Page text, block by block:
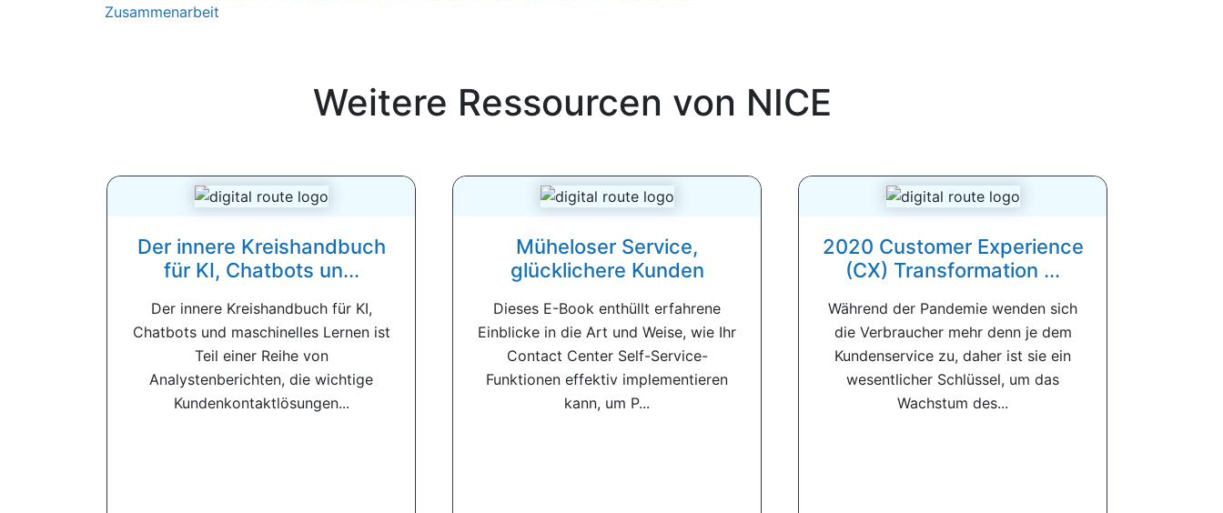
Zusammenarbeit
Weitere Ressourcen von NICE
Der innere Kreishandbuch
für KI, Chatbots un...
Der innere Kreishandbuch für KI,
Chatbots und maschinelles Lernen ist
Teil einer Reihe von
Analystenberichten, die wichtige
Kundenkontaktlösungen...
Müheloser Service,
glücklichere Kunden
Dieses E-Book enthüllt erfahrene
Einblicke in die Art und Weise, wie Ihr
Contact Center Self-Service-
Funktionen effektiv implementieren
kann, um P...
2020 Customer Experience
(CX) Transformation ...
Während der Pandemie wenden sich
die Verbraucher mehr denn je dem
Kundenservice zu, daher ist sie ein
wesentlicher Schlüssel, um das
Wachstum des...